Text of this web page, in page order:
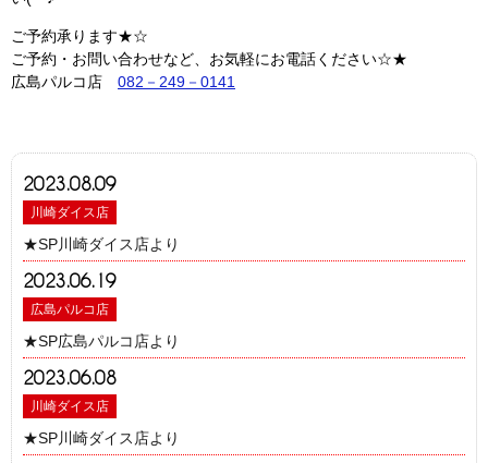
2023.08.09
川崎ダイス店
★SP川崎ダイス店より
2023.06.19
広島パルコ店
★SP広島パルコ店より
2023.06.08
川崎ダイス店
★SP川崎ダイス店より
ご予約承ります★☆
ご予約・お問い合わせなど、お気軽にお電話ください☆★
広島パルコ店 082－249－0141